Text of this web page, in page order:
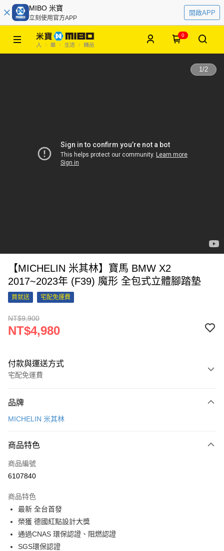
MIBO 米寶
立刻使用官方APP
開啟APP
0
1/2
【MICHELIN 米其林】寶馬 BMW X2
2017~2023年 (F39) 魔形 全包式立體腳踏墊
買就送 宅配免運費
NT$9,900
NT$4,980
付款與運送方式
宅配免運費
信用卡一次付款
3 期 0 利率 每期
合作金庫商業銀行
上海商業儲蓄銀行
臺灣中小企業銀行
匯豐（台灣）商業銀行
聯邦商業銀行
元大商業銀行
玉山商業銀行
LINE Pay
Apple Pay
街口支付
悠遊付
Google Pay
品牌
MICHELIN 米其林
商品特色
商品編號
6107840
商品特色
最新 全台首發
榮獲 德國紅點設計大獎
通過CNAS 環保認證、阻燃認證
SGS環保認證